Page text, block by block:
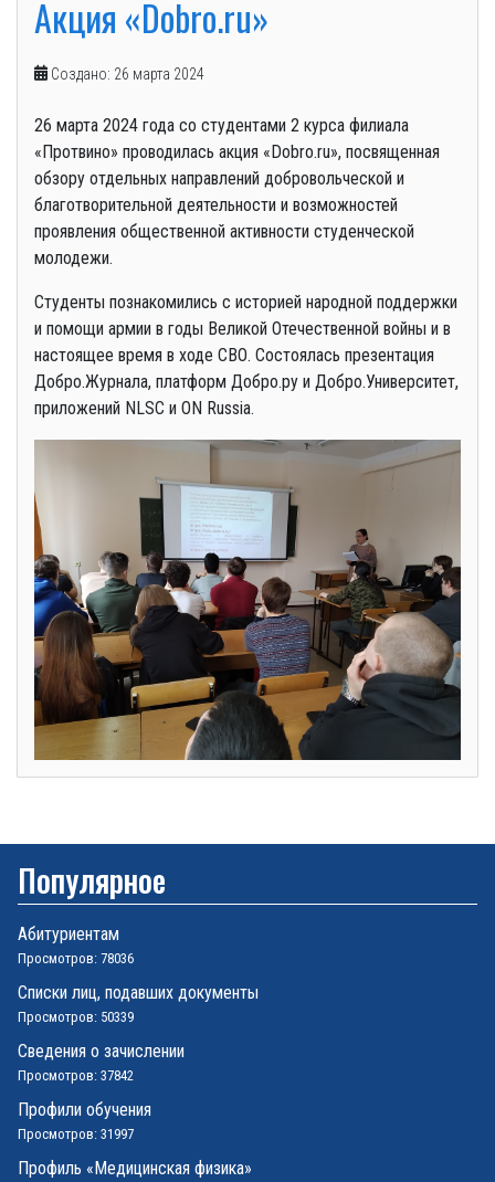
Акция «Dobro.ru»
Создано: 26 марта 2024
26 марта 2024 года со студентами 2 курса филиала
«Протвино» проводилась акция «Dobro.ru», посвященная
обзору отдельных направлений добровольческой и
благотворительной деятельности и возможностей
проявления общественной активности студенческой
молодежи.
Студенты познакомились с историей народной поддержки
и помощи армии в годы Великой Отечественной войны и в
настоящее время в ходе СВО. Состоялась презентация
Добро.Журнала, платформ Добро.ру и Добро.Университет,
приложений NLSC и ON Russia.
Популярное
Абитуриентам
Просмотров: 78036
Списки лиц, подавших документы
Просмотров: 50339
Сведения о зачислении
Просмотров: 37842
Профили обучения
Просмотров: 31997
Профиль «Медицинская физика»